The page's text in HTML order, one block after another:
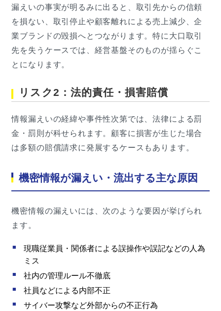
漏えいの事実が明るみに出ると、取引先からの信頼
を損ない、取引停止や顧客離れによる売上減少、企
業ブランドの毀損へとつながります。特に大口取引
先を失うケースでは、経営基盤そのものが揺らぐこ
とになります。
リスク2：法的責任・損害賠償
情報漏えいの経緯や事件性次第では、法律による罰
金・罰則が科せられます。顧客に損害が生じた場合
は多額の賠償請求に発展するケースもあります。
機密情報が漏えい・流出する主な原因
機密情報の漏えいには、次のような要因が挙げられ
ます。
現職従業員・関係者による誤操作や誤記などの人為
ミス
社内の管理ルール不徹底
社員などによる内部不正
サイバー攻撃など外部からの不正行為